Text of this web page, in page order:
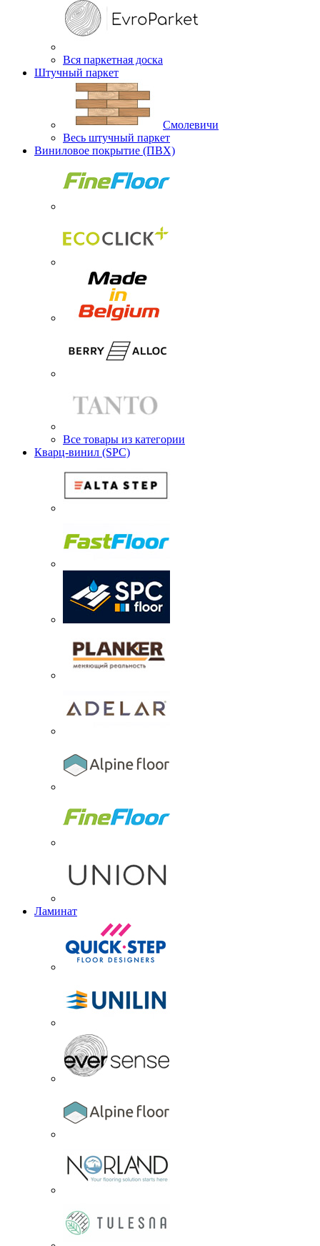
Вся паркетная доска
Штучный паркет
Смолевичи
Весь штучный паркет
Виниловое покрытие (ПВХ)
Все товары из категории
Кварц-винил (SPC)
Ламинат